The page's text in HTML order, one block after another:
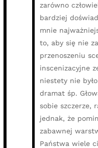
zarówno
bardziej
mnie
to, aby się nie
przenoszeniu
inscenizacyjne
niestety nie
dramat śp.
sobie szczerze,
jednak, że
zabawnej
Państwa wiele